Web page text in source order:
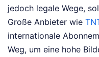
jedoch legale Wege,
Große Anbieter wie
internationale
Weg, um eine hohe